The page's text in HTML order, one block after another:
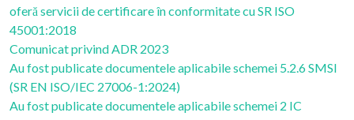
oferă servicii de certificare în conformitate cu SR ISO
45001:2018
Comunicat privind ADR 2023
Au fost publicate documentele aplicabile schemei 5.2.6 SMSI
(SR EN ISO/IEC 27006-1:2024)
Au fost publicate documentele aplicabile schemei 2 IC